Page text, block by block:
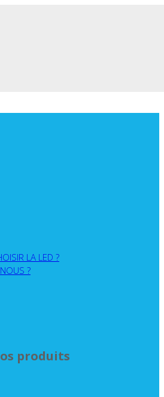
LA LED ?
?
produits